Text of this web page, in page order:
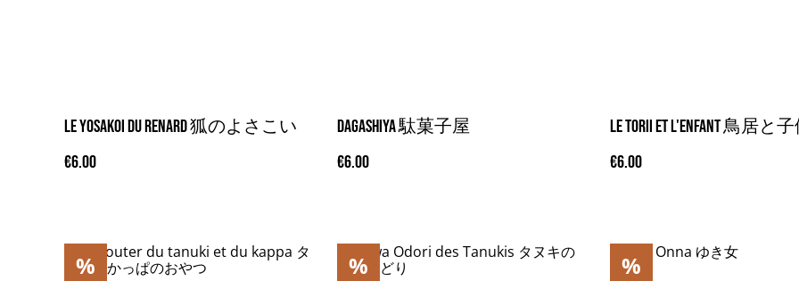
Le yosakoi du renard 狐のよさこい
€6.00
Dagashiya 駄菓子屋
€6.00
Le torii et l'enfant 鳥居と
€6.00
% % %